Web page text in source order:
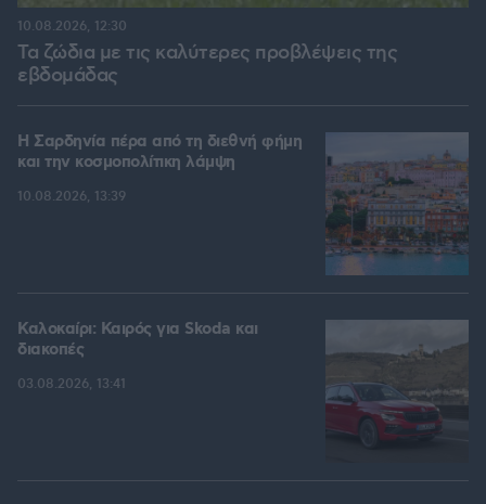
Τα ζώδια με τις καλύτερες προβλέψεις της
εβδομάδας
10.08.2026, 12:30
Η Σαρδηνία πέρα από τη διεθνή φήμη
και την κοσμοπολίτικη λάμψη
10.08.2026, 13:39
Καλοκαίρι: Καιρός για Skoda και
διακοπές
03.08.2026, 13:41